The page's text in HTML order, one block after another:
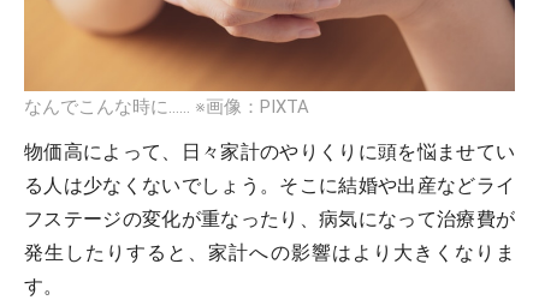
なんでこんな時に…… ※画像：PIXTA
物価高によって、日々家計のやりくりに頭を悩ませてい
る人は少なくないでしょう。そこに結婚や出産などライ
フステージの変化が重なったり、病気になって治療費が
発生したりすると、家計への影響はより大きくなりま
す。